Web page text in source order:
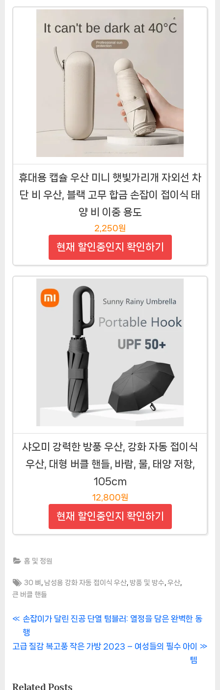
휴대용 캡슐 우산 미니 햇빛가리개 자외선 차
단 비 우산, 블랙 고무 합금 손잡이 접이식 태
양 비 이중 용도
2,250원
현재 할인중인지 확인하기
샤오미 강력한 방풍 우산, 강화 자동 접이식
우산, 대형 버클 핸들, 바람, 물, 태양 저항,
105cm
12,800원
현재 할인중인지 확인하기
홈 및 정원
Tags:
30 뼈 남성용 강화 자동 접이식 우산 방풍 및 방수 ,우산
큰 버클 핸들
글
탐
P
r
e
o
손잡이가 달린 진공 단열 텀블러: 열정을 담은 완벽한 동
행
N
t
고급 질감 복고풍 작은 가방 2023 – 여성들의 필수 아이
템
Related Posts